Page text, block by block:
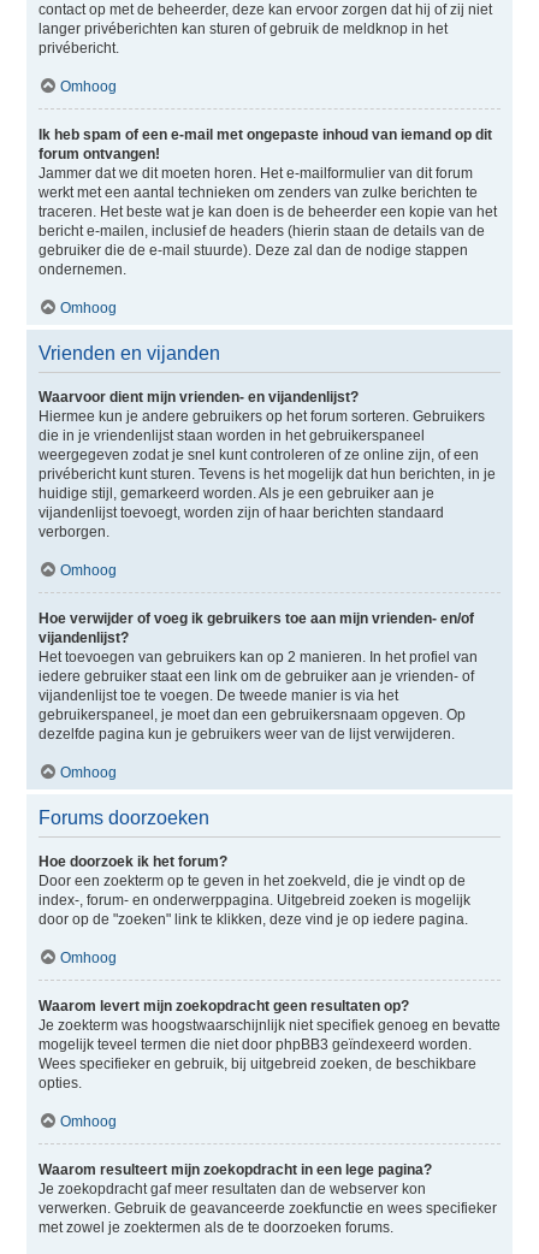
contact op met de beheerder, deze kan ervoor zorgen dat hij of zij niet
langer privéberichten kan sturen of gebruik de meldknop in het
privébericht.
Omhoog
Ik heb spam of een e-mail met ongepaste inhoud van iemand op dit
forum ontvangen!
Jammer dat we dit moeten horen. Het e-mailformulier van dit forum
werkt met een aantal technieken om zenders van zulke berichten te
traceren. Het beste wat je kan doen is de beheerder een kopie van het
bericht e-mailen, inclusief de headers (hierin staan de details van de
gebruiker die de e-mail stuurde). Deze zal dan de nodige stappen
ondernemen.
Omhoog
Vrienden en vijanden
Waarvoor dient mijn vrienden- en vijandenlijst?
Hiermee kun je andere gebruikers op het forum sorteren. Gebruikers
die in je vriendenlijst staan worden in het gebruikerspaneel
weergegeven zodat je snel kunt controleren of ze online zijn, of een
privébericht kunt sturen. Tevens is het mogelijk dat hun berichten, in je
huidige stijl, gemarkeerd worden. Als je een gebruiker aan je
vijandenlijst toevoegt, worden zijn of haar berichten standaard
verborgen.
Omhoog
Hoe verwijder of voeg ik gebruikers toe aan mijn vrienden- en/of
vijandenlijst?
Het toevoegen van gebruikers kan op 2 manieren. In het profiel van
iedere gebruiker staat een link om de gebruiker aan je vrienden- of
vijandenlijst toe te voegen. De tweede manier is via het
gebruikerspaneel, je moet dan een gebruikersnaam opgeven. Op
dezelfde pagina kun je gebruikers weer van de lijst verwijderen.
Omhoog
Forums doorzoeken
Hoe doorzoek ik het forum?
Door een zoekterm op te geven in het zoekveld, die je vindt op de
index-, forum- en onderwerppagina. Uitgebreid zoeken is mogelijk
door op de "zoeken" link te klikken, deze vind je op iedere pagina.
Omhoog
Waarom levert mijn zoekopdracht geen resultaten op?
Je zoekterm was hoogstwaarschijnlijk niet specifiek genoeg en bevatte
mogelijk teveel termen die niet door phpBB3 geïndexeerd worden.
Wees specifieker en gebruik, bij uitgebreid zoeken, de beschikbare
opties.
Omhoog
Waarom resulteert mijn zoekopdracht in een lege pagina?
Je zoekopdracht gaf meer resultaten dan de webserver kon
verwerken. Gebruik de geavanceerde zoekfunctie en wees specifieker
met zowel je zoektermen als de te doorzoeken forums.